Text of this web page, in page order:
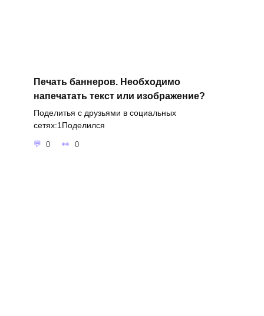
Печать баннеров. Необходимо
напечатать текст или изображение?
Поделитья с друзьями в социальных
сетях:1Поделился
0 0